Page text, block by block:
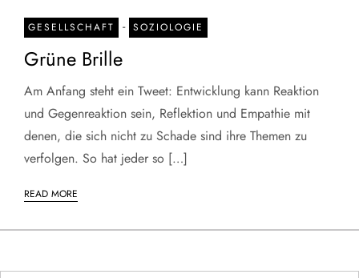
GESELLSCHAFT - SOZIOLOGIE
Grüne Brille
Am Anfang steht ein Tweet: Entwicklung kann Reaktion
und Gegenreaktion sein, Reflektion und Empathie mit
denen, die sich nicht zu Schade sind ihre Themen zu
verfolgen. So hat jeder so […]
READ MORE